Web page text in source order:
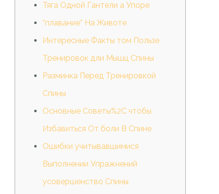
Тяга Одной Гантели а Упоре
“плавание” На Животе
Интересные Факты том Пользе
Тренировок дли Мышц Спины
Разминка Перед Тренировкой
Спины
Основные Советы%2C чтобы
Избавиться От боли В Спине
Ошибки учитывавшимися
Выполнении Упражнений
усовершенство Спины